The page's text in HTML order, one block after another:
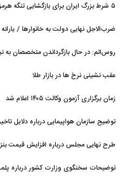
۵ شرط بزرگ ایران برای بازگشایی تنگه هرمز/ وال‌استریت ژورنال خبر داد
ضرب‌الاجل نهایی دولت به خانوارها /
روس‌اتم: در حال بازگرداندن متخصصان به
عقب نشینی نرخ ها در بازار طلا
زمان برگزاری آزمون وکالت ۱۴۰۵ اعلام شد
توضیح سازمان هواپیمایی درباره دلایل
طرح نهایی مجلس درباره افزایش قیمت
توضیحات سخنگوی وزارت کشور درباره